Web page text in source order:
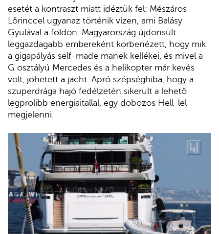
esetét a kontraszt miatt idéztük fel: Mészáros
Lőrinccel ugyanaz történik vízen, ami Balásy
Gyulával a földön. Magyarország újdonsült
leggazdagabb embereként körbenézett, hogy mik
a gigapályás self-made manek kellékei, és mivel a
G osztályú Mercedes és a helikopter már kevés
volt, jöhetett a jacht. Apró szépséghiba, hogy a
szuperdrága hajó fedélzetén sikerült a lehető
legprolibb energiaitallal, egy dobozos Hell-lel
megjelenni.